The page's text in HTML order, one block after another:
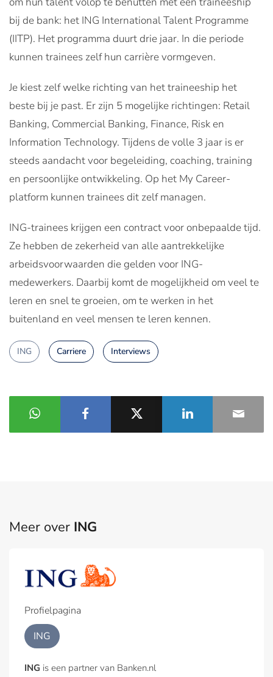
bij de bank: het ING International Talent Programme
(IITP). Het programma duurt drie jaar. In die periode
kunnen trainees zelf hun carrière vormgeven.
Je kiest zelf welke richting van het traineeship het
beste bij je past. Er zijn 5 mogelijke richtingen: Retail
Banking, Commercial Banking, Finance, Risk en
Information Technology. Tijdens de volle 3 jaar is er
steeds aandacht voor begeleiding, coaching, training
en persoonlijke ontwikkeling. Op het My Career-
platform kunnen trainees dit zelf managen.
ING-trainees krijgen een contract voor onbepaalde tijd.
Ze hebben de zekerheid van alle aantrekkelijke
arbeidsvoorwaarden die gelden voor ING-
medewerkers. Daarbij komt de mogelijkheid om veel te
leren en snel te groeien, om te werken in het
buitenland en veel mensen te leren kennen.
ING Carriere Interviews
Meer over ING
Profielpagina
ING
ING is een partner van Banken.nl